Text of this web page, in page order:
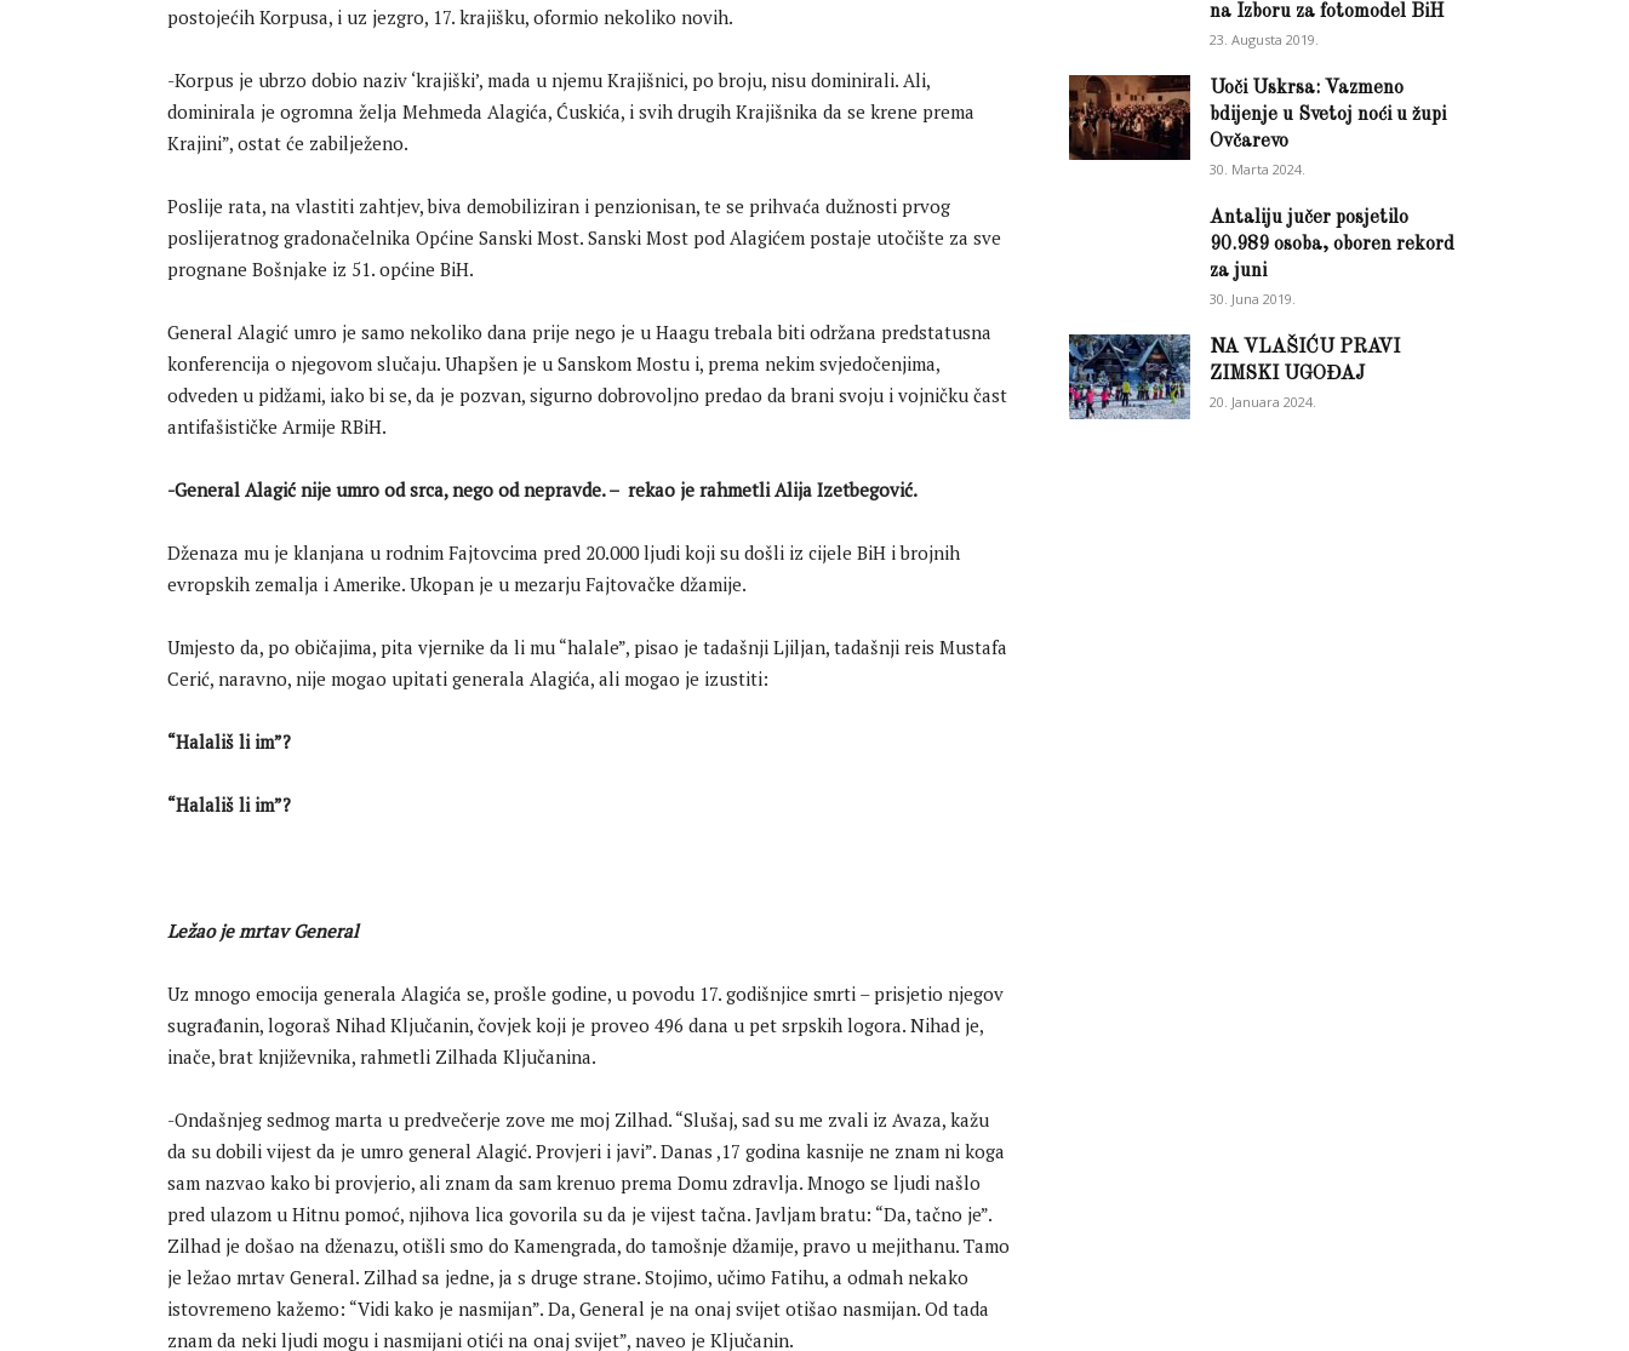
postojećih Korpusa, i uz jezgro, 17. krajišku, oformio nekoliko novih.
-Korpus je ubrzo dobio naziv ‘krajiški’, mada u njemu Krajišnici, po broju, nisu dominirali. Ali,
dominirala je ogromna želja Mehmeda Alagića, Ćuskića, i svih drugih Krajišnika da se krene prema
Krajini”, ostat će zabilježeno.
Poslije rata, na vlastiti zahtjev, biva demobiliziran i penzionisan, te se prihvaća dužnosti prvog
poslijeratnog gradonačelnika Općine Sanski Most. Sanski Most pod Alagićem postaje utočište za sve
prognane Bošnjake iz 51. općine BiH.
General Alagić umro je samo nekoliko dana prije nego je u Haagu trebala biti održana predstatusna
konferencija o njegovom slučaju. Uhapšen je u Sanskom Mostu i, prema nekim svjedočenjima,
odveden u pidžami, iako bi se, da je pozvan, sigurno dobrovoljno predao da brani svoju i vojničku čast
antifašističke Armije RBiH.
-General Alagić nije umro od srca, nego od nepravde. – rekao je rahmetli Alija Izetbegović.
Dženaza mu je klanjana u rodnim Fajtovcima pred 20.000 ljudi koji su došli iz cijele BiH i brojnih
evropskih zemalja i Amerike. Ukopan je u mezarju Fajtovačke džamije.
Umjesto da, po običajima, pita vjernike da li mu “halale”, pisao je tadašnji Ljiljan, tadašnji reis Mustafa
Cerić, naravno, nije mogao upitati generala Alagića, ali mogao je izustiti:
“Halališ li im”?
“Halališ li im”?
Ležao je mrtav General
Uz mnogo emocija generala Alagića se, prošle godine, u povodu 17. godišnjice smrti – prisjetio njegov
sugrađanin, logoraš Nihad Ključanin, čovjek koji je proveo 496 dana u pet srpskih logora. Nihad je,
inače, brat književnika, rahmetli Zilhada Ključanina.
-Ondašnjeg sedmog marta u predvečerje zove me moj Zilhad. “Slušaj, sad su me zvali iz Avaza, kažu
da su dobili vijest da je umro general Alagić. Provjeri i javi”. Danas ,17 godina kasnije ne znam ni koga
sam nazvao kako bi provjerio, ali znam da sam krenuo prema Domu zdravlja. Mnogo se ljudi našlo
pred ulazom u Hitnu pomoć, njihova lica govorila su da je vijest tačna. Javljam bratu: “Da, tačno je”.
Zilhad je došao na dženazu, otišli smo do Kamengrada, do tamošnje džamije, pravo u mejithanu. Tamo
je ležao mrtav General. Zilhad sa jedne, ja s druge strane. Stojimo, učimo Fatihu, a odmah nekako
istovremeno kažemo: “Vidi kako je nasmijan”. Da, General je na onaj svijet otišao nasmijan. Od tada
znam da neki ljudi mogu i nasmijani otići na onaj svijet”, naveo je Ključanin.
na Izboru za fotomodel BiH
23. Augusta 2019.
Uoči Uskrsa: Vazmeno
bdijenje u Svetoj noći u župi
Ovčarevo
30. Marta 2024.
Antaliju jučer posjetilo
90.989 osoba, oboren rekord
za juni
30. Juna 2019.
NA VLAŠIĆU PRAVI
ZIMSKI UGOĐAJ
20. Januara 2024.